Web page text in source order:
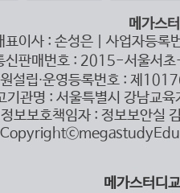
메가스
표이사 : 손성은 | 사업자등
신판매번호 : 2015-서울서
설립∙운영등록번호 : 제
기관명 : 서울특별시 강남교
보보호책임자 : 정보보안실
메가스터디